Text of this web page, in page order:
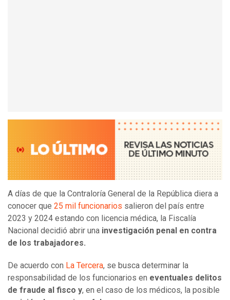
A días de que la Contraloría General de la República diera a
conocer que 25 mil funcionarios salieron del país entre
2023 y 2024 estando con licencia médica, la Fiscalía
Nacional decidió abrir una investigación penal en contra
de los trabajadores.
De acuerdo con La Tercera, se busca determinar la
responsabilidad de los funcionarios en eventuales delitos
de fraude al fisco y, en el caso de los médicos, la posible